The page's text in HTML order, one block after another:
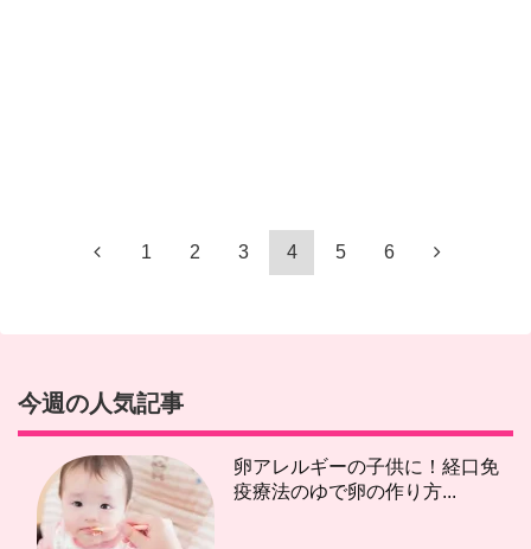
1 2 3 4 5 6
今週の人気記事
卵アレルギーの子供に！経口免
疫療法のゆで卵の作り方...